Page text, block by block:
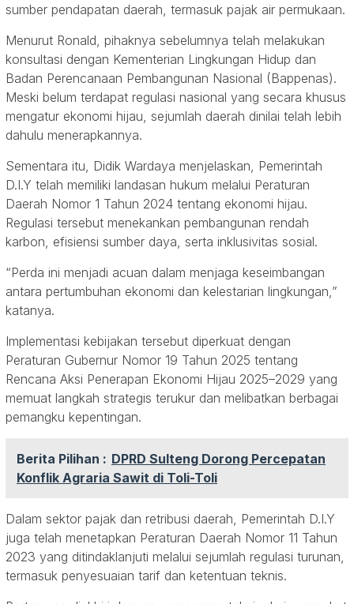
sumber pendapatan daerah, termasuk pajak air permukaan.
Menurut Ronald, pihaknya sebelumnya telah melakukan
konsultasi dengan Kementerian Lingkungan Hidup dan
Badan Perencanaan Pembangunan Nasional (Bappenas).
Meski belum terdapat regulasi nasional yang secara khusus
mengatur ekonomi hijau, sejumlah daerah dinilai telah lebih
dahulu menerapkannya.
Sementara itu, Didik Wardaya menjelaskan, Pemerintah
D.I.Y telah memiliki landasan hukum melalui Peraturan
Daerah Nomor 1 Tahun 2024 tentang ekonomi hijau.
Regulasi tersebut menekankan pembangunan rendah
karbon, efisiensi sumber daya, serta inklusivitas sosial.
“Perda ini menjadi acuan dalam menjaga keseimbangan
antara pertumbuhan ekonomi dan kelestarian lingkungan,”
katanya.
Implementasi kebijakan tersebut diperkuat dengan
Peraturan Gubernur Nomor 19 Tahun 2025 tentang
Rencana Aksi Penerapan Ekonomi Hijau 2025–2029 yang
memuat langkah strategis terukur dan melibatkan berbagai
pemangku kepentingan.
Berita Pilihan : DPRD Sulteng Dorong Percepatan
Konflik Agraria Sawit di Toli-Toli
Dalam sektor pajak dan retribusi daerah, Pemerintah D.I.Y
juga telah menetapkan Peraturan Daerah Nomor 11 Tahun
2023 yang ditindaklanjuti melalui sejumlah regulasi turunan,
termasuk penyesuaian tarif dan ketentuan teknis.